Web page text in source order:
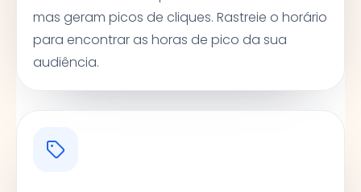
mas geram picos de cliques. Rastreie o horário
para encontrar as horas de pico da sua
audiência.